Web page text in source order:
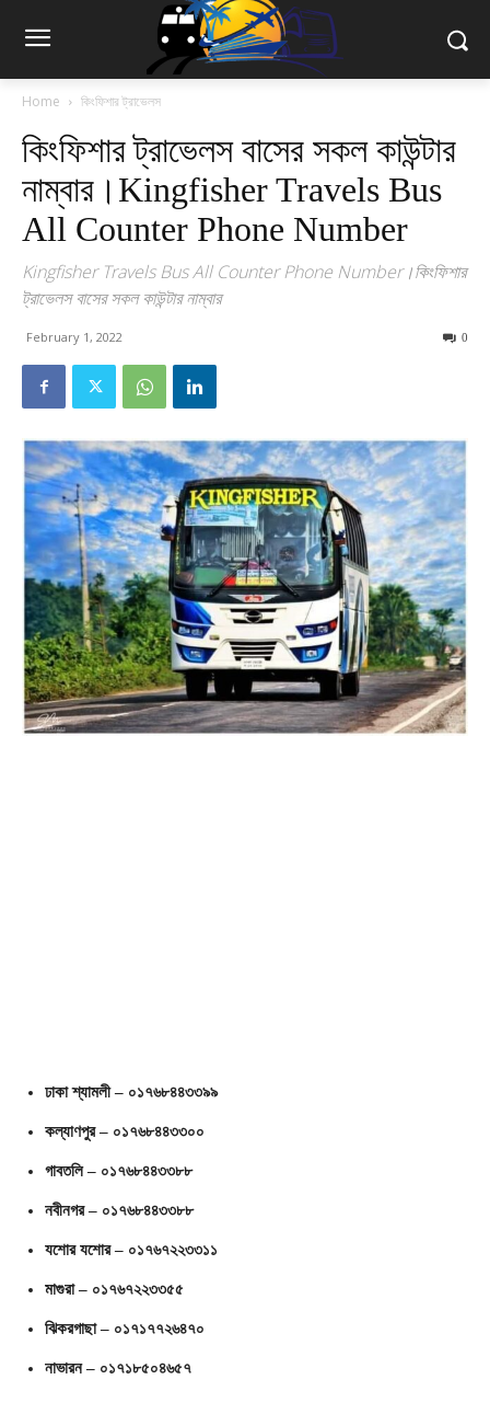
Home কিংফিশার ট্রাভেলস
কিংফিশার ট্রাভেলস বাসের সকল কাউন্টার
নাম্বার।Kingfisher Travels Bus
All Counter Phone Number
Kingfisher Travels Bus All Counter Phone Number।কিংফিশার
ট্রাভেলস বাসের সকল কাউন্টার নাম্বার
February 1, 2022 0
ঢাকা শ্যামলী – ০১৭৬৮৪৪৩৩৯৯
কল্যাণপুর – ০১৭৬৮৪৪৩৩০০
গাবতলি – ০১৭৬৮৪৪৩৩৮৮
নবীনগর – ০১৭৬৮৪৪৩৩৮৮
যশোর যশোর – ০১৭৬৭২২৩৩১১
মাগুরা – ০১৭৬৭২২৩৩৫৫
ঝিকরগাছা – ০১৭১৭৭২৬৪৭০
নাভারন – ০১৭১৮৫০৪৬৫৭